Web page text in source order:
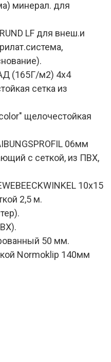
минерал. для
LF для внеш.и
(165Г/м2) 4х4
сетка из
щелочестойкая
06мм
с сеткой, из ПВХ,
10х15
2,5 м.
50 мм.
Normoklip 140мм